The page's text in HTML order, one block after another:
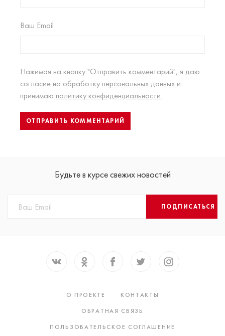
Ваш Email
Нажимая на кнопку "Отправить комментарий", я даю
согласие на обработку персональных данных и
принимаю политику конфиденциальности.
Будьте в курсе свежих новостей
ПОДПИСАТЬСЯ
О ПРОЕКТЕ
КОНТАКТЫ
ОБРАТНАЯ СВЯЗЬ
ПОЛЬЗОВАТЕЛЬСКОЕ СОГЛАШЕНИЕ